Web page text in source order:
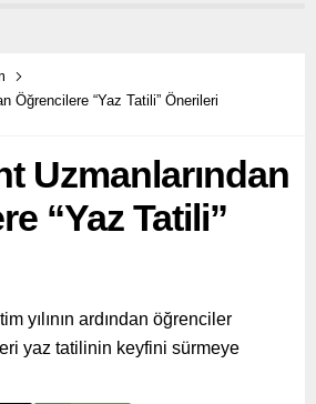
TL...
Öğrencilere “Yaz Tatili” Önerileri
Uzmanlarından
“Yaz Tatili”
yılının ardından öğrenciler
yaz tatilinin keyfini sürmeye